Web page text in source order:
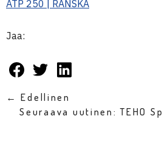
ATP 250 | RANSKA
Jaa:
← Edellinen
Seuraava uutinen: TEHO